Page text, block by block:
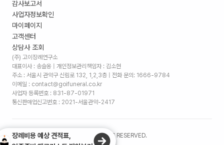
감사보고서
사업자정보확인
마이페이지
고객센터
상담사 조회
(주) 고이장례연구소
대표이사 : 송슬옹 | 개인정보관리책임자 : 김소현
주소 : 서울시 관악구 신림로 132, 1,2,3층 | 전화 문의: 1666-9784
이메일 : contact@goifuneral.co.kr
사업자 등록번호 : 831-87-01971
통신판매업신고번호 : 2021-서울관악-2417
©2026. (주)고이장례연구소 ALL RIGHTS RESERVED.
장례비용 예상 견적표,